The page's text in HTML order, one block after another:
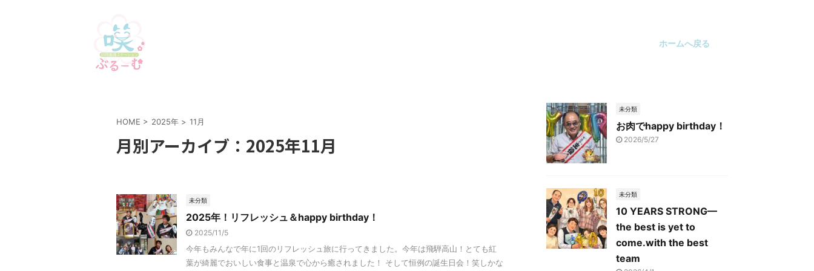
ホームへ戻る
HOME > 2025年 > 11月
月別アーカイブ：2025年11月
未分類
2025年！リフレッシュ＆happy birthday！
2025/11/5
今年もみんなで年に1回のリフレッシュ旅に行ってきました。今年は飛騨高山！とても紅
葉が綺麗でおいしい食事と温泉で心から癒されました！ そして恒例の誕生日会！笑しかな
未分類
お肉でhappy birthday！
2026/5/27
未分類
10 YEARS STRONG—
the best is yet to
come.with the best
team